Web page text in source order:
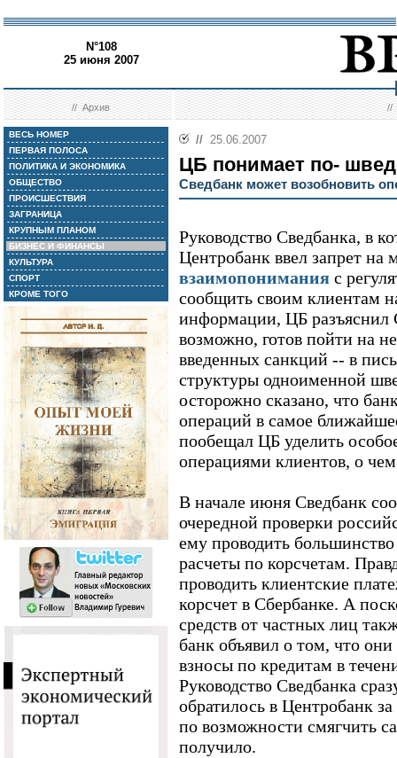
N°108
25 июня 2007
//Архив //
ВЕСЬ НОМЕР
ПЕРВАЯ ПОЛОСА
ПОЛИТИКА И ЭКОНОМИКА
ОБЩЕСТВО
ПРОИСШЕСТВИЯ
ЗАГРАНИЦА
КРУПНЫМ ПЛАНОМ
БИЗНЕС И ФИНАНСЫ
КУЛЬТУРА
СПОРТ
КРОМЕ ТОГО
// 25.06.2007
ЦБ понимает по-
Сведбанк может возобновить
Руководство Сведбанка, в
Центробанк ввел запрет на
взаимопонимания с
сообщить своим клиентам
информации, ЦБ разъяснил
возможно, готов пойти на
введенных санкций -- в
структуры одноименной
осторожно сказано, что
операций в самое
пообещал ЦБ уделить
операциями клиентов, о
В начале июня Сведбанк
очередной проверки
ему проводить
расчеты по корсчетам.
проводить клиентские
корсчет в Сбербанке. А
средств от частных лиц
банк объявил о том, что
взносы по кредитам в
Руководство Сведбанка
обратилось в Центробанк
по возможности смягчить
получило.